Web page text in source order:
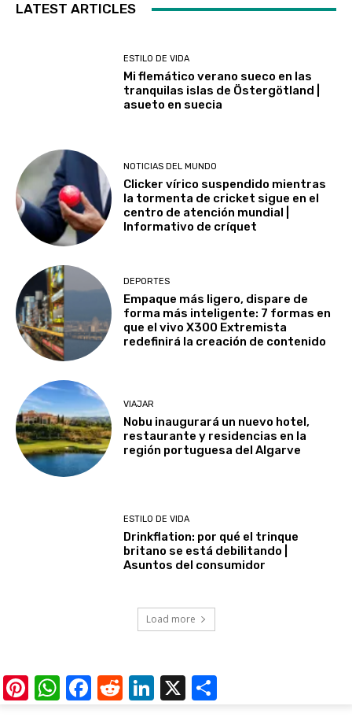
LATEST ARTICLES
ESTILO DE VIDA
Mi flemático verano sueco en las
tranquilas islas de Östergötland |
asueto en suecia
NOTICIAS DEL MUNDO
Clicker vírico suspendido mientras
la tormenta de cricket sigue en el
centro de atención mundial |
Informativo de críquet
DEPORTES
Empaque más ligero, dispare de
forma más inteligente: 7 formas en
que el vivo X300 Extremista
redefinirá la creación de contenido
VIAJAR
Nobu inaugurará un nuevo hotel,
restaurante y residencias en la
región portuguesa del Algarve
ESTILO DE VIDA
Drinkflation: por qué el trinque
britano se está debilitando |
Asuntos del consumidor
Load more
Pinterest
WhatsApp
Facebook
RedditLinkedIn
X